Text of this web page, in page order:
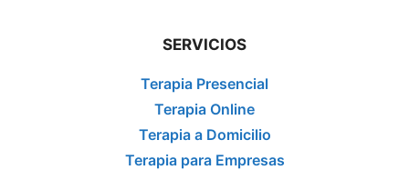
SERVICIOS
Terapia Presencial
Terapia Online
Terapia a Domicilio
Terapia para Empresas